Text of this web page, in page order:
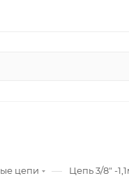
цепи — Цепь 3/8" -